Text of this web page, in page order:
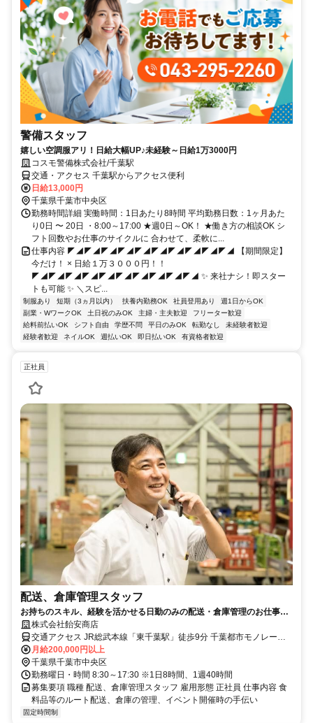
警備スタッフ
嬉しい空調服アリ！日給大幅UP♪未経験～日給1万3000円
コスモ警備株式会社/千葉駅
交通・アクセス 千葉駅からアクセス便利
日給13,000円
千葉県千葉市中央区
勤務時間詳細 実働時間：1日あたり8時間 平均勤務日数：1ヶ月あた
り0日 〜 20日 ・8:00～17:00 ★週0日～OK！ ★働き方の相談OK シ
フト回数やお仕事のサイクルに 合わせて、柔軟に...
仕事内容 ◤◢◤◢◤◢◤◢◤◢◤◢◤◢◤◢◤◢◤◢ 【期間限定】
今だけ！ × 日給１万３０００円！！
◤◢◤◢◤◢◤◢◤◢◤◢◤◢◤◢◤◢◤◢ ✨ 来社ナシ！即スター
トも可能 ✨ ＼スピ...
制服あり 短期（3ヵ月以内） 扶養内勤務OK 社員登用あり
週1日からOK
副業・WワークOK
土日祝のみOK 主婦・主夫歓迎
フリーター歓迎
給料前払いOK
シフト自由 学歴不問 平日のみOK 転勤なし
未経験者歓迎
経験者歓迎
ネイルOK 週払いOK 即日払いOK 有資格者歓迎
正社員
配送、倉庫管理スタッフ
お持ちのスキル、経験を活かせる日勤のみの配送・倉庫管理のお仕事で
す！大きなイベントにも携われます♪
株式会社飴安商店
交通アクセス JR総武本線「東千葉駅」徒歩9分 千葉都市モノレール2
号線「千葉公園駅」徒歩13分
月給200,000円以上
千葉県千葉市中央区
勤務曜日・時間 8:30～17:30 ※1日8時間、1週40時間
募集要項 職種 配送、倉庫管理スタッフ 雇用形態 正社員 仕事内容 食
料品等のルート配送、倉庫の管理、イベント開催時の手伝い
固定時間制